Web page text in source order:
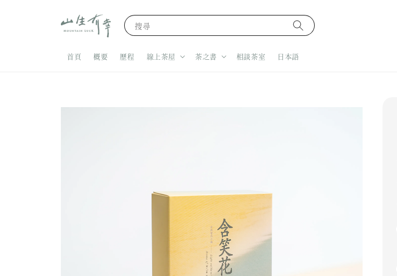
搜尋
首頁 概要 歷程 線上茶屋 茶之書 相談茶室 日本語